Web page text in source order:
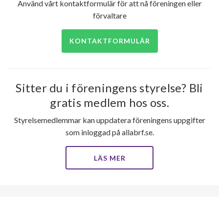
Använd vårt kontaktformulär för att nå föreningen eller
förvaltare
KONTAKTFORMULÄR
Sitter du i föreningens styrelse? Bli
gratis medlem hos oss.
Styrelsemedlemmar kan uppdatera föreningens uppgifter
som inloggad på allabrf.se.
LÄS MER